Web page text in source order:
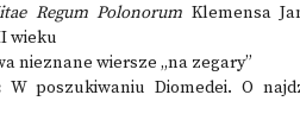
Regum Polonorum Klemensa
wieku
nieznane wiersze „na zegary”
W poszukiwaniu Diomedei. O